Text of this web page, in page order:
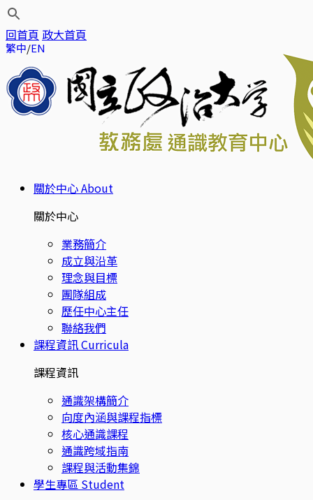
回首頁 政大首頁
繁中 EN
關於中心About
關於中心
業務簡介
成立與沿革
理念與目標
團隊組成
歷任中心主任
聯絡我們
課程資訊Curricula
課程資訊
通識架構簡介
向度內涵與課程指標
核心通識課程
通識跨域指南
課程與活動集錦
學生專區 Student